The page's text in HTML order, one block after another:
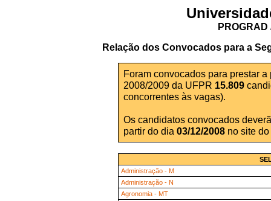
Relação dos Convocados para a
Foram convocados para prestar
2008/2009 da UFPR 15.809
concorrentes às vagas).
Os candidatos convocados
partir do dia 03/12/2008 no site
Administração - M
Administração - N
Agronomia - MT